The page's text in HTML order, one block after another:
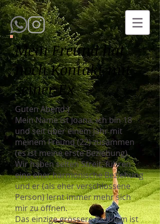
Mein Freund hat
noch Kontakt mit
seiner Ex
Guten Abend:)
Mein Name ist Joana, ich bin 18
und seit über einem Jahr mit
meinem Freund (22) zusammen
(es ist meine erste Beziehung).
Wir haben selten Streit, führen
eine eher harmonische Beziehung
und er (als eher verschlossene
Person) lernt immer mehr sich
mir zu öffnen.
Das einzige grössere Problem ist